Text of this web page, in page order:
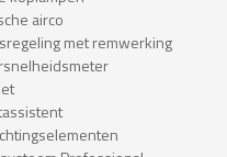
airco
met remwerking